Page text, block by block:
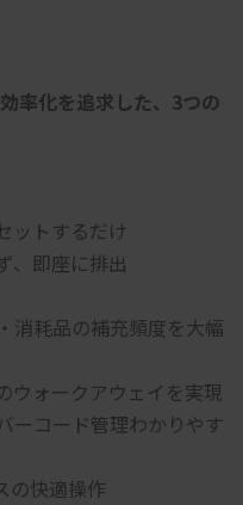
率化を追求した、3つの
ットするだけ
、即座に排出
消耗品の補充頻度を大幅
ウォークアウェイを実現
ーコード管理わかりやす
の快適操作